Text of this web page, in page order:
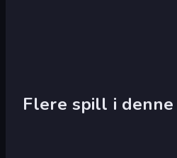
Flere spill i